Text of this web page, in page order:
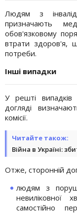
Людям з
призначають
обов'язковому
втрати здоров'я,
потреби.
Інші випадки
У решті
догляді
комісії.
Читайте також:
Війна в Україні:
Отже, сторонній
людям з
самостійно